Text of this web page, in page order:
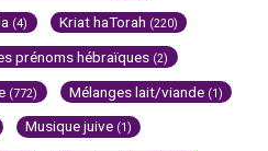
(4) Kriat haTorah (220)
prénoms hébraïques (2)
(772) Mélanges lait/viande (1)
Musique juive (1)